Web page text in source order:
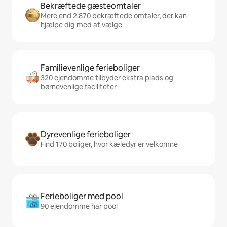
Bekræftede gæsteomtaler
Mere end 2.870 bekræftede omtaler, der kan
hjælpe dig med at vælge
Familievenlige ferieboliger
320 ejendomme tilbyder ekstra plads og
børnevenlige faciliteter
Dyrevenlige ferieboliger
Find 170 boliger, hvor kæledyr er velkomne
Ferieboliger med pool
90 ejendomme har pool